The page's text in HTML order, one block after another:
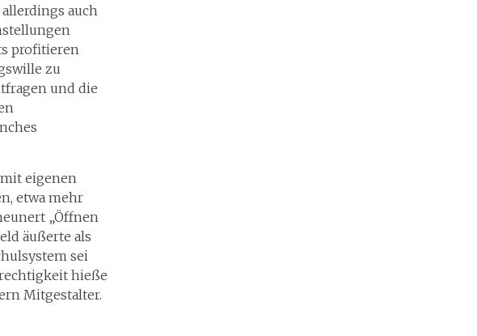
auch
profitieren
zu
und die
eigenen
etwa mehr
„Öffnen
äußerte als
sei
hieße
Mitgestalter.